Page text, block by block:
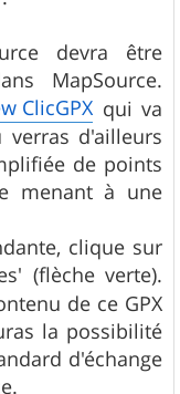
devra être
MapSource.
ClicGPX qui va
verras d'ailleurs
de points
menant à une
clique sur
(flèche verte).
de ce GPX
la possibilité
d'échange